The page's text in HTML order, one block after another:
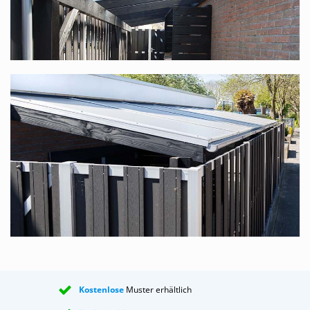
verschiedenen Maßen
Dieses Komplettdach bieten wir in vielen verschiedenen
Maßen an. Die Standardbreite reicht von 1,06 m bis
12,06 m (dank unseres modularen Systems ist die Breite
stufenlos), die Tiefe ist in 6 Größen verfügbar, 2,5 m, 3 m,
3,5 m, 4 m, 4,5 m und 5 m. In jedem Fall haben Sie die
Wahl zwischen transparenten oder opalweißen Platten.
Bedenken Sie, dass Sie, wenn Sie mit mehreren Personen
an einem Tisch sitzen möchten, eine Tiefe von mindestens
3,5 m wählen sollten.
Transparente oder opalweiße Polycarbonat-
Stegplatten?
Wir haben einen ganz einfachen Ratschlag für Sie. Wenn
Ist Ihre Terrasse nach NW bis NO ausgerichtet, wählen Sie
Kostenlose Muster erhältlich